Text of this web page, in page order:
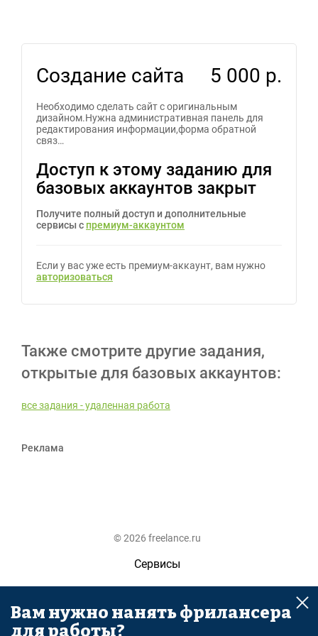
Создание сайта 5 000 р.
Необходимо сделать сайт с оригинальным
дизайном.Нужна административная панель для
редактирования информации,форма обратной
связ…
Доступ к этому заданию для
базовых аккаунтов закрыт
Получите полный доступ и дополнительные
сервисы с премиум-аккаунтом
Если у вас уже есть премиум-аккаунт, вам нужно
авторизоваться
Также смотрите другие задания,
открытые для базовых аккаунтов:
все задания - удаленная работа
Реклама
© 2026 freelance.ru
Сервисы
Помощь
Поиск
Вам нужно нанять фрилансера
для работы?